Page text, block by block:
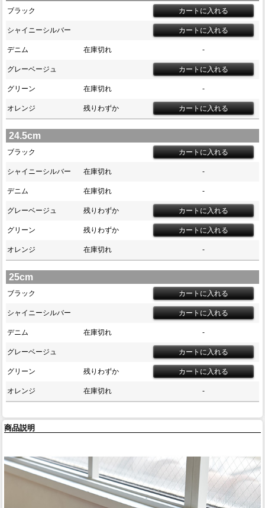
ブラック
シャイニーシルバー
デニム 在庫切れ -
グレーベージュ
グリーン 在庫切れ -
オレンジ 残りわずか
24.5cm
ブラック
シャイニーシルバー 在庫切れ -
デニム 在庫切れ -
グレーベージュ 残りわずか
グリーン 残りわずか
オレンジ 在庫切れ -
25cm
ブラック
シャイニーシルバー
デニム 在庫切れ -
グレーベージュ
グリーン 残りわずか
オレンジ 在庫切れ -
商品説明